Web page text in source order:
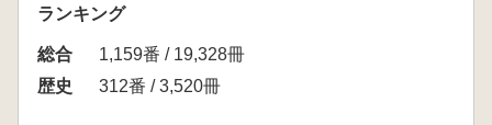
ランキング
総合
1,159番 / 19,328冊
歴史
312番 / 3,520冊